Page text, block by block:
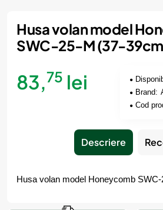
Husa volan model
SWC-25-M (37-
83,75 lei
Brand:
Cod
Descriere
Husa volan model Honeycomb